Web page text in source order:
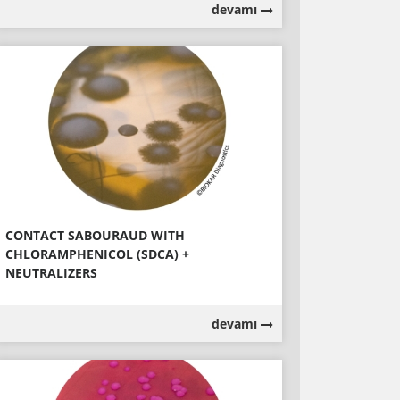
devamı
CONTACT SABOURAUD WITH
CHLORAMPHENICOL (SDCA) +
NEUTRALIZERS
devamı